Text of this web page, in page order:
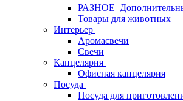
Товары для животных
Интерьер
Аромасвечи
Свечи
Канцелярия
Офисная канцелярия
Посуда
Посуда для